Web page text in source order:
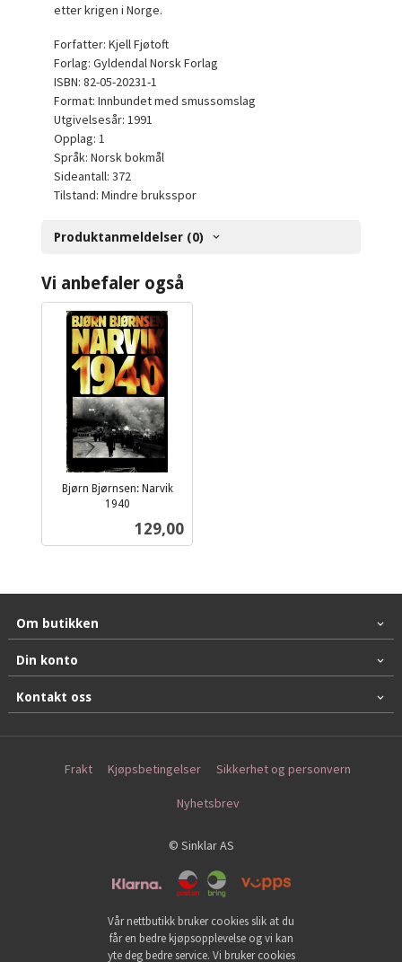
etter krigen i Norge.
Forfatter: Kjell Fjøtoft
Forlag: Gyldendal Norsk Forlag
ISBN: 82-05-20231-1
Format: Innbundet med smussomslag
Utgivelsesår: 1991
Opplag: 1
Språk: Norsk bokmål
Sideantall: 372
Tilstand: Mindre bruksspor
Produktanmeldelser (0)
Vi anbefaler også
Bjørn Bjørnsen: Narvik
1940
Pris
129,00
Om butikken
Din konto
Kontakt oss
Frakt Kjøpsbetingelser Sikkerhet og personvern
Nyhetsbrev
© Sinklar AS
Vår nettbutikk bruker cookies slik at du
får en bedre kjøpsopplevelse og vi kan
yte deg bedre service. Vi bruker cookies